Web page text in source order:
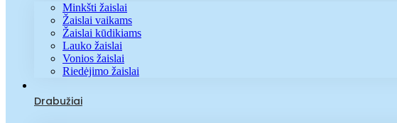
Minkšti žaislai
Žaislai vaikams
Žaislai kūdikiams
Lauko žaislai
Vonios žaislai
Riedėjimo žaislai
Drabužiai